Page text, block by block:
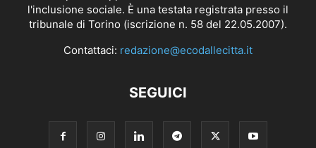
l'inclusione sociale. È una testata registrata presso il
tribunale di Torino (iscrizione n. 58 del 22.05.2007).
Contattaci: redazione@ecodallecitta.it
SEGUICI